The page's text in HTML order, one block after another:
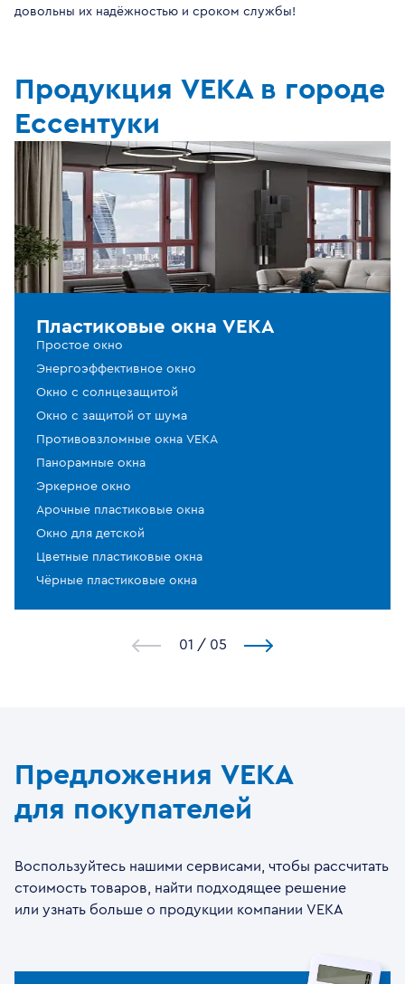
довольны их надёжностью и сроком службы!
Продукция VEKA в городе
Ессентуки
Пластиковые окна VEKA
Простое окно
Энергоэффективное окно
Окно с солнцезащитой
Окно с защитой от шума
Противовзломные окна VEKA
Панорамные окна
Эркерное окно
Арочные пластиковые окна
Окно для детской
Цветные пластиковые окна
Чёрные пластиковые окна
1 / 5
Предложения VEKA
для покупателей
Воспользуйтесь нашими сервисами, чтобы рассчитать
стоимость товаров, найти подходящее решение
или узнать больше о продукции компании VEKA